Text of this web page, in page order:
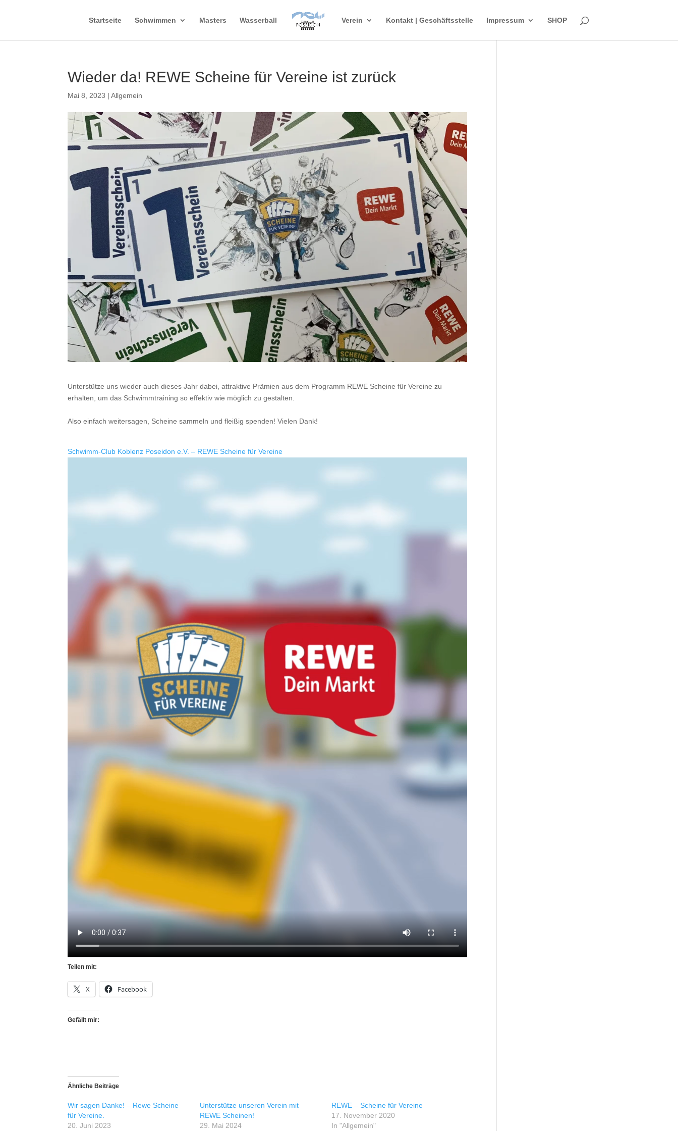
Startseite Schwimmen Masters Wasserball Verein Kontakt | Geschäftsstelle Impressum SHOP
Wieder da! REWE Scheine für Vereine ist zurück
Mai 8, 2023 |Allgemein
Unterstütze uns wieder auch dieses Jahr dabei, attraktive Prämien aus dem Programm REWE Scheine für Vereine zu
erhalten, um das Schwimmtraining so effektiv wie möglich zu gestalten.
Also einfach weitersagen, Scheine sammeln und fleißig spenden! Vielen Dank!
Schwimm-Club Koblenz Poseidon e.V. – REWE Scheine für Vereine
Teilen mit:
X Facebook
Gefällt mir:
Ähnliche Beiträge
Wir sagen Danke! – Rewe Scheine
für Vereine.
20. Juni 2023
Unterstütze unseren Verein mit
REWE Scheinen!
29. Mai 2024
REWE – Scheine für Vereine
17. November 2020
In "Allgemein"